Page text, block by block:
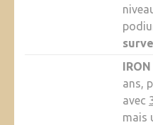
ans,
avec
mais